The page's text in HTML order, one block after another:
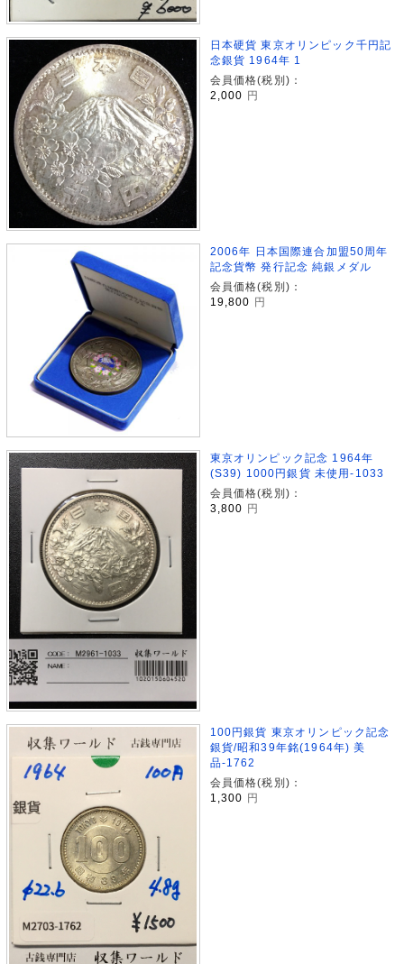
日本硬貨 東京オリンピック千円記
念銀貨 1964年 1
会員価格(税別)：
2,000 円
2006年 日本国際連合加盟50周年
記念貨幣 発行記念 純銀メダル
会員価格(税別)：
19,800 円
東京オリンピック記念 1964年
(S39) 1000円銀貨 未使用-1033
会員価格(税別)：
3,800 円
100円銀貨 東京オリンピック記念
銀貨/昭和39年銘(1964年) 美
品-1762
会員価格(税別)：
1,300
円